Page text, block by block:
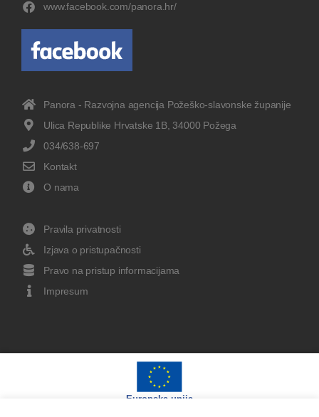
www.facebook.com/panora.hr/
Panora - Razvojna agencija Požeško-slavonske županije
Ulica Republike Hrvatske 1B, 34000 Požega
034/638-697
Kontakt
O nama
Pravila privatnosti
Izjava o pristupačnosti
Pravo na pristup informacijama
Impresum
Europska unija